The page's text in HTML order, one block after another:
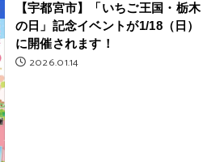
【宇都宮市】「いちご王国・栃木
の日」記念イベントが1/18（日）
に開催されます！
2026.01.14